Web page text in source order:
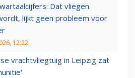
Dat vliegen
lijkt geen probleem voor
12:22
vrachtvliegtuig in Leipzig zat